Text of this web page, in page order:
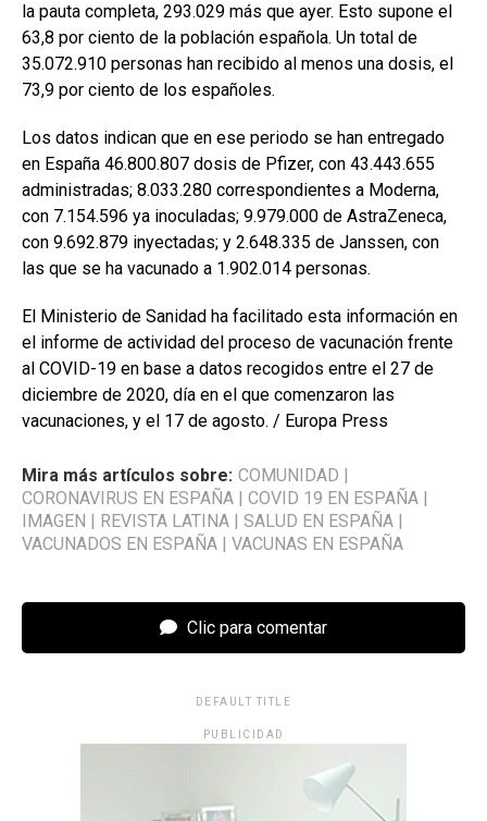
la pauta completa, 293.029 más que ayer. Esto supone el
63,8 por ciento de la población española. Un total de
35.072.910 personas han recibido al menos una dosis, el
73,9 por ciento de los españoles.
Los datos indican que en ese periodo se han entregado
en España 46.800.807 dosis de Pfizer, con 43.443.655
administradas; 8.033.280 correspondientes a Moderna,
con 7.154.596 ya inoculadas; 9.979.000 de AstraZeneca,
con 9.692.879 inyectadas; y 2.648.335 de Janssen, con
las que se ha vacunado a 1.902.014 personas.
El Ministerio de Sanidad ha facilitado esta información en
el informe de actividad del proceso de vacunación frente
al COVID-19 en base a datos recogidos entre el 27 de
diciembre de 2020, día en el que comenzaron las
vacunaciones, y el 17 de agosto. / Europa Press
Mira más artículos sobre: COMUNIDAD
CORONAVIRUS EN ESPAÑA
COVID 19 EN ESPAÑA
IMAGEN
REVISTA LATINA SALUD EN ESPAÑA
VACUNADOS EN ESPAÑA
VACUNAS EN ESPAÑA
Clic para comentar
DEFAULT TITLE
PUBLICIDAD